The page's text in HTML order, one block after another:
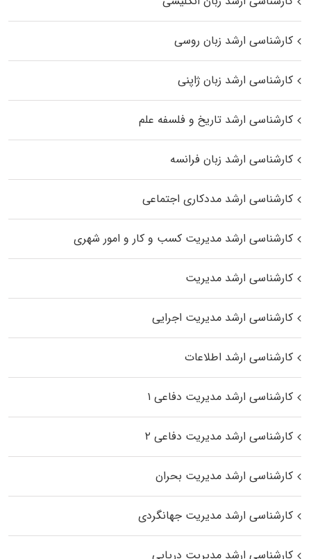
کارشناسی ارشد زبان روسی
کارشناسی ارشد زبان ژاپنی
کارشناسی ارشد تاریخ و فلسفه علم
کارشناسی ارشد زبان فرانسه
کارشناسی ارشد مددکاری اجتماعی
کارشناسی ارشد مدیریت کسب و کار و امور شهری
کارشناسی ارشد مدیریت
کارشناسی ارشد مدیریت اجرایی
کارشناسی ارشد اطلاعات
کارشناسی ارشد مدیریت دفاعی ۱
کارشناسی ارشد مدیریت دفاعی ۲
کارشناسی ارشد مدیریت بحران
کارشناسی ارشد مدیریت جهانگردی
کارشناسی ارشد مدیریت دریایی